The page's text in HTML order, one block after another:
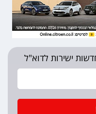
ישירות לדוא"ל